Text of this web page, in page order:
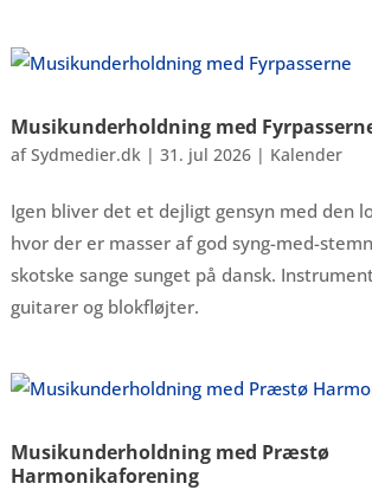
Musikunderholdning med
afSydmedier.dk| 31. jul 2026| Kalender
Igen bliver det et dejligt gensyn med den
hvor der er masser af god syng-med-
skotske sange sunget på dansk.
guitarer og blokfløjter.
Musikunderholdning med Præstø
Harmonikaforening